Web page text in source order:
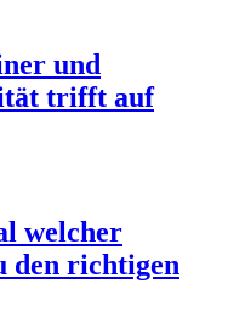
und
trifft auf
welcher
den richtigen